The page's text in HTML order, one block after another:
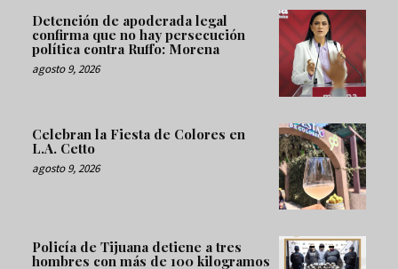
Detención de apoderada legal
confirma que no hay persecución
política contra Ruffo: Morena
agosto 9, 2026
Celebran la Fiesta de Colores en
L.A. Cetto
agosto 9, 2026
Policía de Tijuana detiene a tres
hombres con más de 100 kilogramos